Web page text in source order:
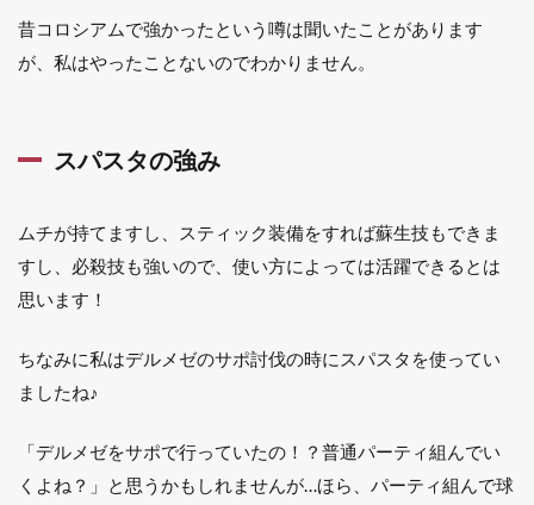
昔コロシアムで強かったという噂は聞いたことがあります
が、私はやったことないのでわかりません。
スパスタの強み
ムチが持てますし、スティック装備をすれば蘇生技もできま
すし、必殺技も強いので、使い方によっては活躍できるとは
思います！
ちなみに私はデルメゼのサポ討伐の時にスパスタを使ってい
ましたね♪
「デルメゼをサポで行っていたの！？普通パーティ組んでい
くよね？」と思うかもしれませんが…ほら、パーティ組んで球